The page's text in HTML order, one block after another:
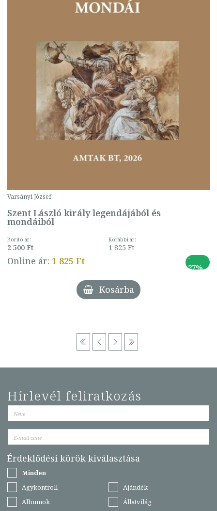
Varsányi József
Szent László király legendájából és
mondáiból
Borító ár:
2 500 Ft
Korábbi ár:
1 825 Ft
Online ár: 1 825 Ft
-
27%
Kosárba
Hírlevél feliratkozás
Érdeklődési körök kiválasztása
Minden
Agykontroll
Ajándék
Albumok
Állatvilág